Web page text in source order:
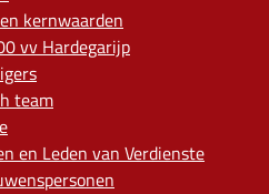
kernwaarden
vv Hardegarijp
team
en Leden van Verdienste